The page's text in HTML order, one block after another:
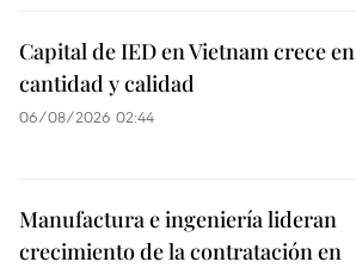
Capital de IED en Vietnam crece en
cantidad y calidad
06/08/2026 02:44
Manufactura e ingeniería lideran
crecimiento de la contratación en